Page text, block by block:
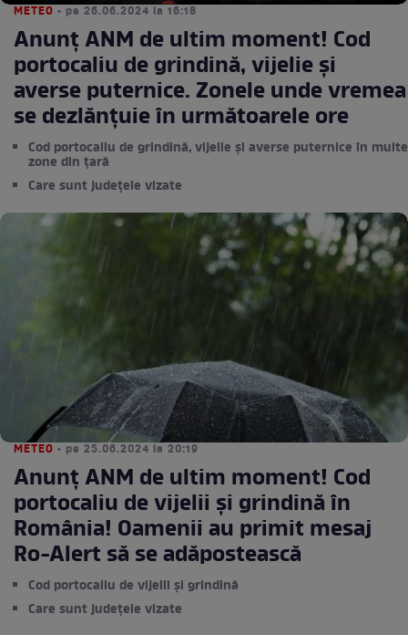
METEO • pe 26.06.2024 la 16:18
Anunț ANM de ultim moment! Cod
portocaliu de grindină, vijelie și
averse puternice. Zonele unde vremea
se dezlănțuie în următoarele ore
Cod portocaliu de grindină, vijelie și averse puternice în multe
zone din țară
Care sunt județele vizate
METEO • pe 25.06.2024 la 20:19
Anunț ANM de ultim moment! Cod
portocaliu de vijelii și grindină în
România! Oamenii au primit mesaj
Ro-Alert să se adăpostească
Cod portocaliu de vijelii și grindină
Care sunt județele vizate